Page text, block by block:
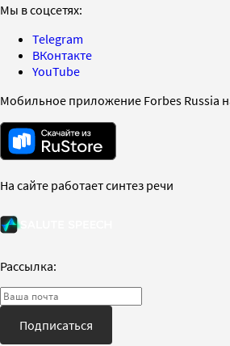
Мы в соцсетях:
Telegram
ВКонтакте
YouTube
Мобильное приложение Forbes Russia
На сайте работает синтез речи
Рассылка:
Подписаться